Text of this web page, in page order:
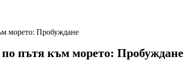
морето: Пробуждане
пътя към морето: Пробуждане